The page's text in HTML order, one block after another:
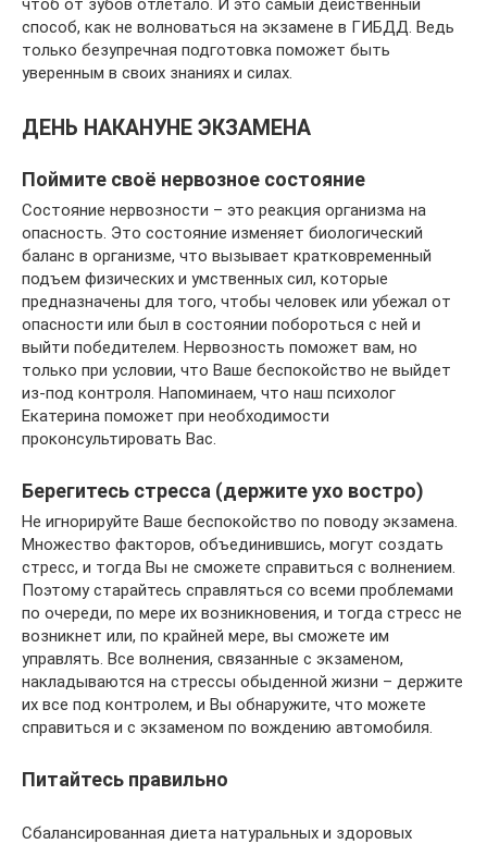
чтоб от зубов отлетало. И это самый действенный
способ, как не волноваться на экзамене в ГИБДД. Ведь
только безупречная подготовка поможет быть
уверенным в своих знаниях и силах.
ДЕНЬ НАКАНУНЕ ЭКЗАМЕНА
Поймите своё нервозное состояние
Состояние нервозности – это реакция организма на
опасность. Это состояние изменяет биологический
баланс в организме, что вызывает кратковременный
подъем физических и умственных сил, которые
предназначены для того, чтобы человек или убежал от
опасности или был в состоянии побороться с ней и
выйти победителем. Нервозность поможет вам, но
только при условии, что Ваше беспокойство не выйдет
из-под контроля. Напоминаем, что наш психолог
Екатерина поможет при необходимости
проконсультировать Вас.
Берегитесь стресса (держите ухо востро)
Не игнорируйте Ваше беспокойство по поводу экзамена.
Множество факторов, объединившись, могут создать
стресс, и тогда Вы не сможете справиться с волнением.
Поэтому старайтесь справляться со всеми проблемами
по очереди, по мере их возникновения, и тогда стресс не
возникнет или, по крайней мере, вы сможете им
управлять. Все волнения, связанные с экзаменом,
накладываются на стрессы обыденной жизни – держите
их все под контролем, и Вы обнаружите, что можете
справиться и с экзаменом по вождению автомобиля.
Питайтесь правильно
Сбалансированная диета натуральных и здоровых